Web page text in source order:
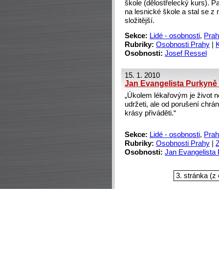
škole (dělostřelecký kurs).
na lesnické škole a stal se z
složitější.
Sekce: Lidé - osobnosti,
Rubriky: Osobnosti Prahy
Osobnosti: Josef Ressel
15. 1. 2010
Jan Evangelista
„Úkolem lékařovým je život
udržeti, ale od porušení
krásy přiváděti.“
Sekce: Lidé - osobnosti,
Rubriky: Osobnosti Prahy
Osobnosti: Jan Evangelista
3. stránka (z